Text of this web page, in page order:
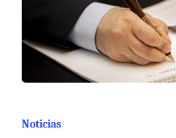
Noticias